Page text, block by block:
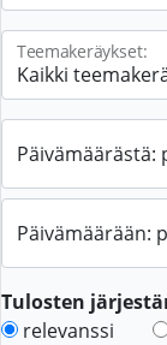
Teemakeräykset:
Päivämäärästä:
Päivämäärään:
Tulosten
relevanssi